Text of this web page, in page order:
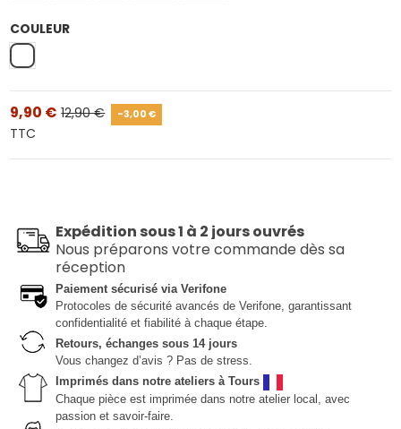
COULEUR
Blanc
9,90 € 12,90 € -3,00 €
TTC
Expédition sous 1 à 2 jours ouvrés
Nous préparons votre commande dès sa
réception
Paiement sécurisé via Verifone
Protocoles de sécurité avancés de Verifone, garantissant
confidentialité et fiabilité à chaque étape.
Retours, échanges sous 14 jours
Vous changez d’avis ? Pas de stress.
Imprimés dans notre ateliers à Tours
Chaque pièce est imprimée dans notre atelier local, avec
passion et savoir-faire.